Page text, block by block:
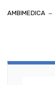
AMBIMEDICA